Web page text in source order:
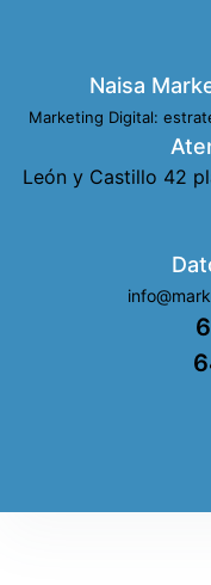
Naisa
Marketing Digital:
León y Castillo 42